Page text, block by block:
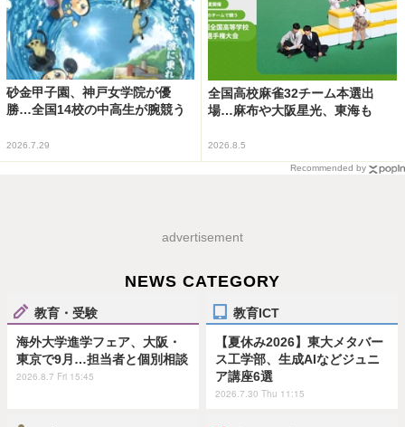
砂金甲子園、神戸女学院が優
勝…全国14校の中高生が腕競う
2026.7.29
全国高校麻雀32チーム本選出
場…麻布や大阪星光、東海も
2026.8.5
Recommended by
advertisement
NEWS CATEGORY
教育・受験
海外大学進学フェア、大阪・
東京で9月…担当者と個別相談
2026.8.7 Fri 15:45
教育ICT
【夏休み2026】東大メタバー
ス工学部、生成AIなどジュニ
ア講座6選
2026.7.30 Thu 11:15